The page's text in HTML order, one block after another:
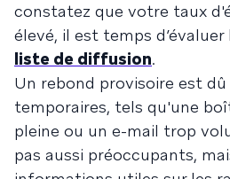
constatez que votre taux
élevé, il est temps d’évaluer
liste de diffusion.
Un rebond provisoire est
temporaires, tels qu'une
pleine ou un e-mail trop
pas aussi préoccupants,